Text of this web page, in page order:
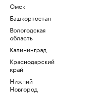
Омск
Башкортостан
Вологодская
область
Калининград
Краснодарский
край
Нижний
Новгород